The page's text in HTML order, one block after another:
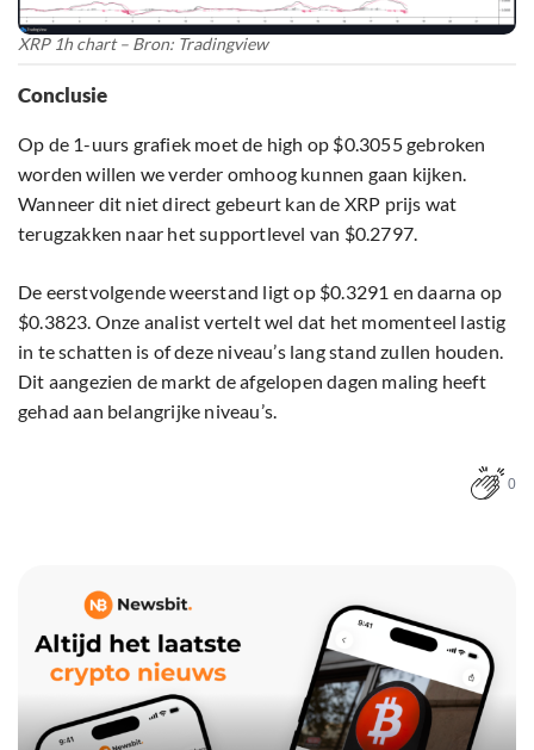
XRP 1h chart – Bron: Tradingview
Conclusie
Op de 1-uurs grafiek moet de high op $0.3055 gebroken
worden willen we verder omhoog kunnen gaan kijken.
Wanneer dit niet direct gebeurt kan de XRP prijs wat
terugzakken naar het supportlevel van $0.2797.
De eerstvolgende weerstand ligt op $0.3291 en daarna op
$0.3823. Onze analist vertelt wel dat het momenteel lastig
in te schatten is of deze niveau’s lang stand zullen houden.
Dit aangezien de markt de afgelopen dagen maling heeft
gehad aan belangrijke niveau’s.
0